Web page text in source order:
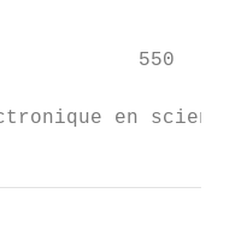
550
en sciences